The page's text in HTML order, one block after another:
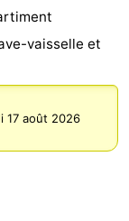
vaisselle et
17 août 2026